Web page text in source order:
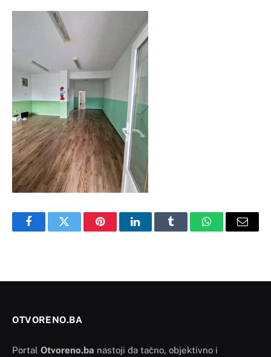
FacebookTwitter PinterestLinkedInTumblr WhatsAppEmail
OTVORENO.BA
Portal Otvoreno.ba nastoji da tačno, objektivno i